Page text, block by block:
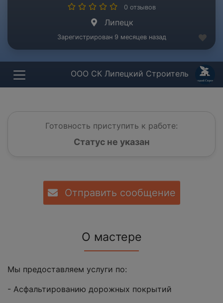
0 отзывов
Липецк
Зарегистрирован 9 месяцев назад
ООО СК Липецкий Строитель
Готовность приступить к работе:
Статус не указан
Отправить сообщение
О мастере
Мы предоставляем услуги по:
- Асфальтированию дорожных покрытий